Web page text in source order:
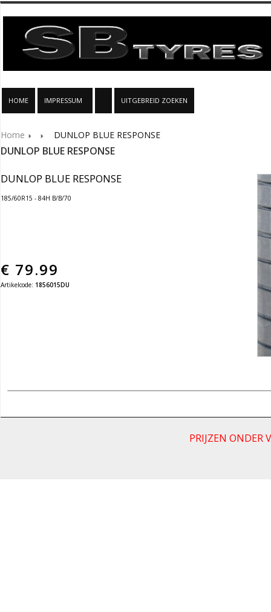
HOME IMPRESSUM UITGEBREID ZOEKEN
Home DUNLOP BLUE RESPONSE
DUNLOP BLUE RESPONSE
DUNLOP BLUE RESPONSE
185/60R15 - 84H B/B/70
€ 79.99
Artikelcode: 1856015DU
PRIJZEN ONDER